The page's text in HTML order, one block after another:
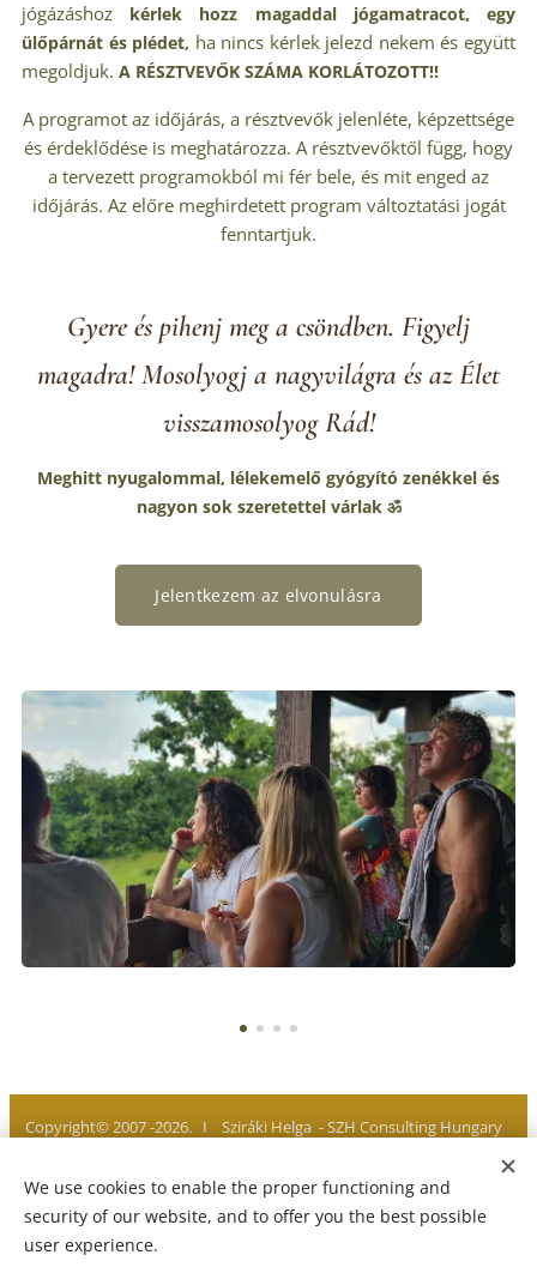
jógázáshoz
kérlek hozz magaddal jógamatracot, egy
ülőpárnát és plédet, ha nincs kérlek jelezd nekem és együtt
megoldjuk. A RÉSZTVEVŐK SZÁMA KORLÁTOZOTT!!
A programot az időjárás, a résztvevők jelenléte, képzettsége
és érdeklődése is meghatározza. A résztvevőktől függ, hogy
a tervezett programokból mi fér bele, és mit enged az
időjárás. Az előre meghirdetett program változtatási jogát
fenntartjuk.
Gyere és pihenj meg a csöndben. Figyelj
magadra! Mosolyogj a nagyvilágra és az Élet
visszamosolyog Rád!
Meghitt nyugalommal, lélekemelő gyógyító zenékkel és
nagyon sok szeretettel várlak ॐ
Jelentkezem az elvonulásra
Copyright© 2007 -2026. I Sziráki Helga - SZH Consulting Hungary
Privacy policy I Legal notice I Imprint Cookies
We use cookies to enable the proper functioning and
security of our website, and to offer you the best possible
user experience.